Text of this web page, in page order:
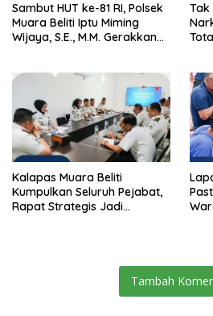
Sambut HUT ke-81 RI, Polsek
Muara Beliti Iptu Miming
Wijaya, S.E., M.M. Gerakkan
Tak
Kalapas Muara Beliti
Kumpulkan Seluruh Pejabat,
Rapat Strategis Jadi
Tambah